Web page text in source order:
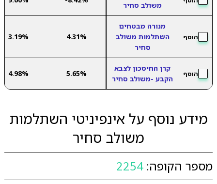
משולב סחיר
הוסף
מנורה מבטחים
השתלמות משולב
סחיר
4.31%
3.19%
הוסף
קרן החיסכון לצבא
הקבע -משולב סחיר
5.65%
4.98%
מידע נוסף על אינפיניטי השתלמות
משולב סחיר
מספר הקופה: 2254